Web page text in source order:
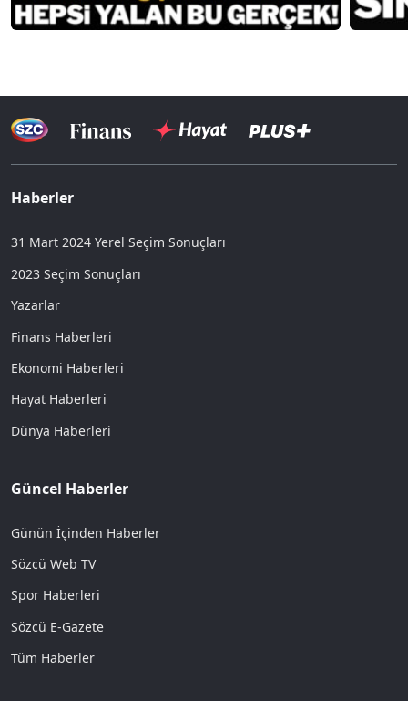
Haberler
31 Mart 2024 Yerel Seçim Sonuçları
2023 Seçim Sonuçları
Yazarlar
Finans Haberleri
Ekonomi Haberleri
Hayat Haberleri
Dünya Haberleri
Güncel Haberler
Günün İçinden Haberler
Sözcü Web TV
Spor Haberleri
Sözcü E-Gazete
Tüm Haberler